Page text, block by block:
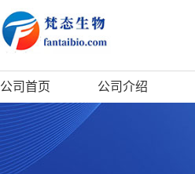
公司首页 公司介绍